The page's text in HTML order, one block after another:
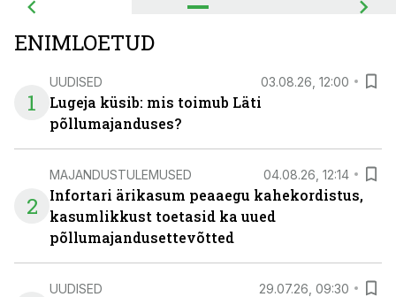
ENIMLOETUD
1
UUDISED 03.08.26, 12:00
Lugeja küsib: mis toimub Läti
põllumajanduses?
2
MAJANDUSTULEMUSED 04.08.26, 12:14
Infortari ärikasum peaaegu kahekordistus,
kasumlikkust toetasid ka uued
põllumajandusettevõtted
UUDISED 29.07.26, 09:30